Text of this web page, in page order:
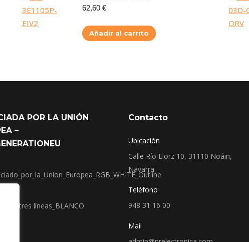
62,60 €
Añadir al carrito
POR LA UNIÓN
–
Contacto
Ubicación
Calle Río Elorz 10, 31110 Noáin,
Navarra
Teléfono
948 31 16 00
Mail